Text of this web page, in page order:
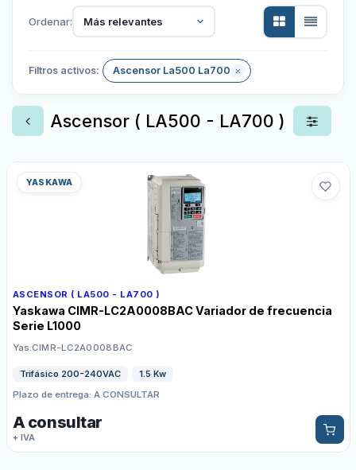
Ordenar: Más relevantes
Filtros activos: Ascensor La500 La700
Ascensor ( LA500 - LA700 )
YASKAWA
ASCENSOR ( LA500 - LA700 )
Yaskawa CIMR-LC2A0008BAC Variador de frecuencia
Serie L1000
Yas.CIMR-LC2A0008BAC
Trifásico 200-240VAC
1.5 Kw
Plazo de entrega: A CONSULTAR
A consultar
+ IVA